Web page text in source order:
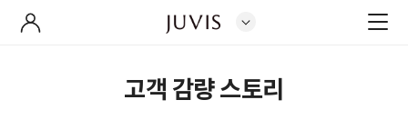
고객 감량 스토리